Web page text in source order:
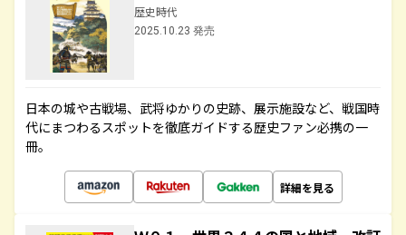
歴史時代
2025.10.23 発売
日本の城や古戦場、武将ゆかりの史跡、展示施設など、戦国時
代にまつわるスポットを徹底ガイドする歴史ファン必携の一
冊。
詳細を見る